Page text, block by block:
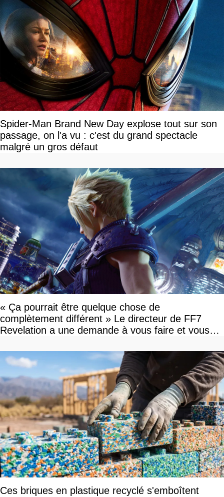
Spider-Man Brand New Day explose tout sur son
passage, on l'a vu : c'est du grand spectacle
malgré un gros défaut
« Ça pourrait être quelque chose de
complètement différent » Le directeur de FF7
Revelation a une demande à vous faire et vous
Ces briques en plastique recyclé s'emboîtent